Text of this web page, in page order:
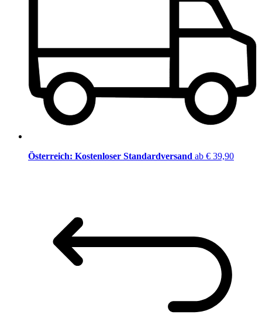
Österreich: Kostenloser Standardversand ab € 39,90